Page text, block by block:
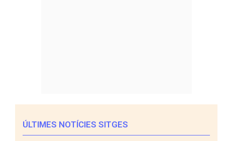
ÚLTIMES NOTÍCIES SITGES